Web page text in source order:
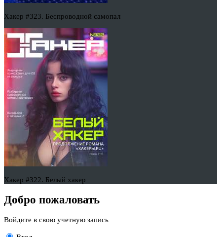
Хакер #323. Беспроводной самопал
Хакер #322. Белый хакер
Добро пожаловать
Войдите в свою учетную запись